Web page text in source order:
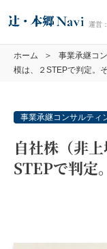
ホーム 事業承継コ
模は、２STEPで判定。
事業承継コンサルティ
自社株（非
STEPで判定